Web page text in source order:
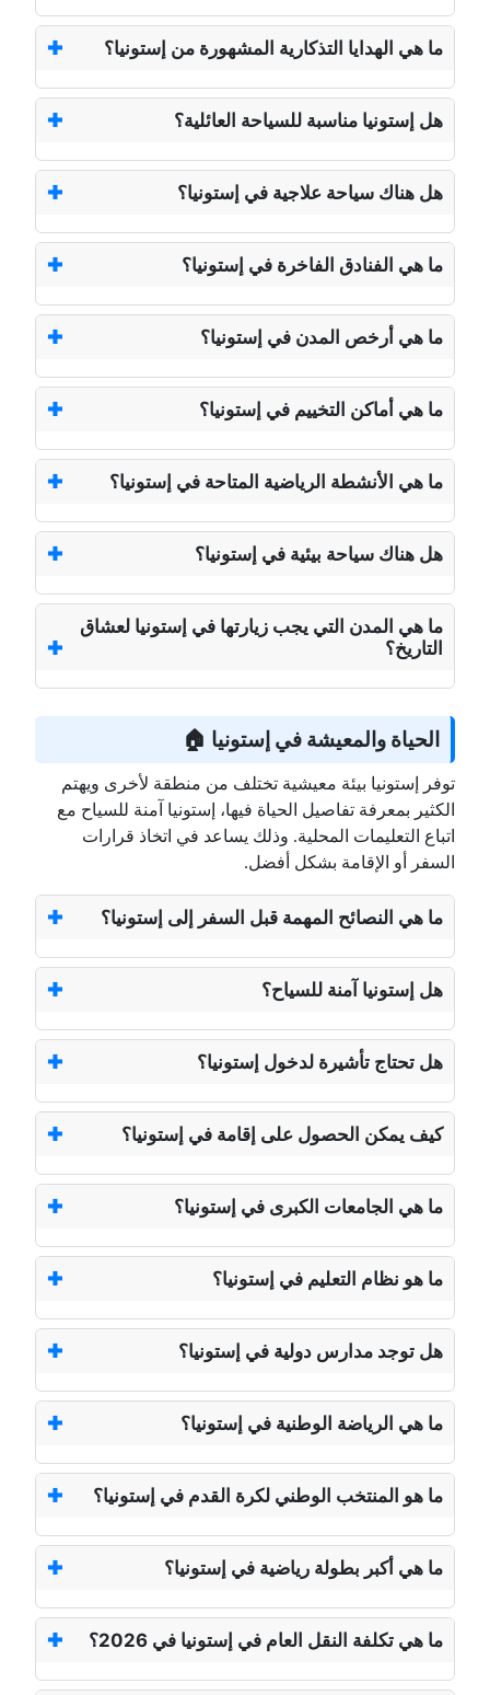
ما هي الهدايا التذكارية المشهورة من إستونيا؟
هل إستونيا مناسبة للسياحة العائلية؟
هل هناك سياحة علاجية في إستونيا؟
ما هي الفنادق الفاخرة في إستونيا؟
ما هي أرخص المدن في إستونيا؟
ما هي أماكن التخييم في إستونيا؟
ما هي الأنشطة الرياضية المتاحة في إستونيا؟
هل هناك سياحة بيئية في إستونيا؟
ما هي المدن التي يجب زيارتها في إستونيا لعشاق
التاريخ؟
الحياة والمعيشة في إستونيا 🏠
توفر إستونيا بيئة معيشية تختلف من منطقة لأخرى ويهتم
الكثير بمعرفة تفاصيل الحياة فيها، إستونيا آمنة للسياح مع
اتباع التعليمات المحلية. وذلك يساعد في اتخاذ قرارات
السفر أو الإقامة بشكل أفضل.
ما هي النصائح المهمة قبل السفر إلى إستونيا؟
هل إستونيا آمنة للسياح؟
هل تحتاج تأشيرة لدخول إستونيا؟
كيف يمكن الحصول على إقامة في إستونيا؟
ما هي الجامعات الكبرى في إستونيا؟
ما هو نظام التعليم في إستونيا؟
هل توجد مدارس دولية في إستونيا؟
ما هي الرياضة الوطنية في إستونيا؟
ما هو المنتخب الوطني لكرة القدم في إستونيا؟
ما هي أكبر بطولة رياضية في إستونيا؟
ما هي تكلفة النقل العام في إستونيا في 2026؟